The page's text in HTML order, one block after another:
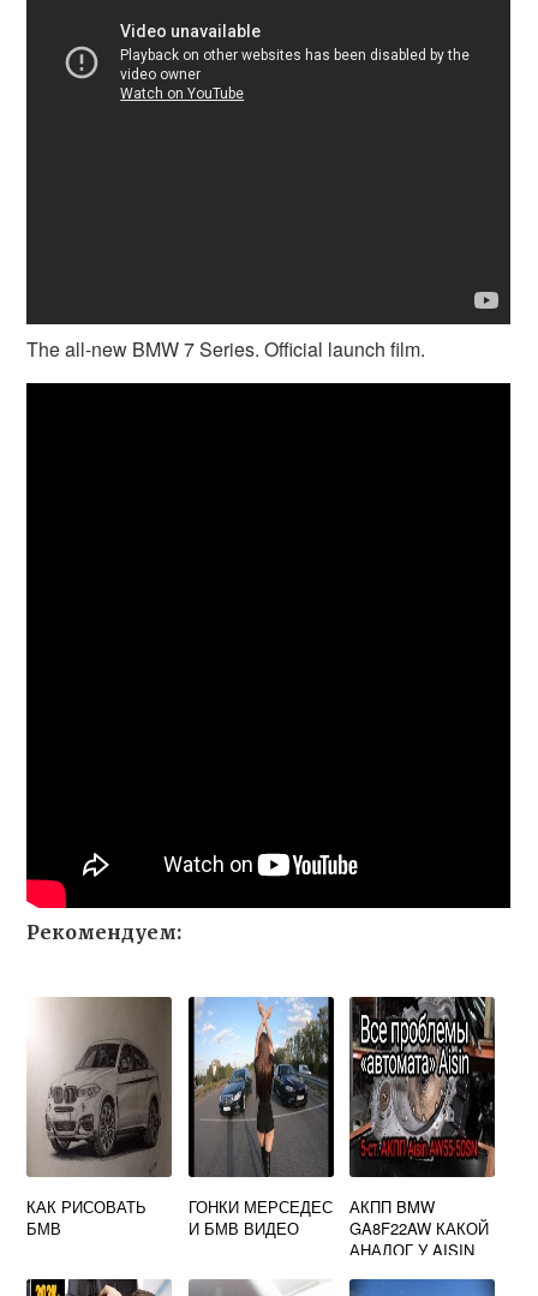
The all-new BMW 7 Series. Official launch film.
Рекомендуем:
КАК РИСОВАТЬ
БМВ
ГОНКИ МЕРСЕДЕС
И БМВ ВИДЕО
АКПП BMW
GA8F22AW КАКОЙ
АНАЛОГ У AISIN